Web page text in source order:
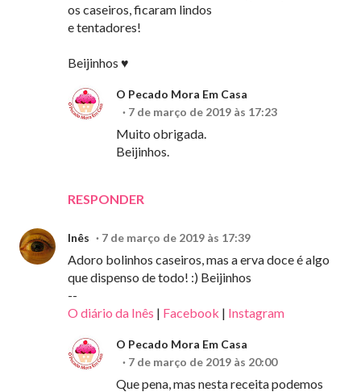
os caseiros, ficaram lindos
e tentadores!
Beijinhos ♥
RESPONDER
O Pecado Mora Em Casa
7 de março de 2019 às 17:23
Muito obrigada.
Beijinhos.
Inês 7 de março de 2019 às 17:39
Adoro bolinhos caseiros, mas a erva doce é algo
que dispenso de todo! :) Beijinhos
--
O diário da Inês | Facebook | Instagram
O Pecado Mora Em Casa
7 de março de 2019 às 20:00
Que pena, mas nesta receita podemos